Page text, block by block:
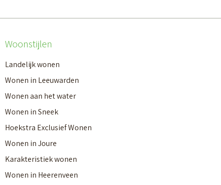
Woonstijlen
Landelijk wonen
Wonen in Leeuwarden
Wonen aan het water
Wonen in Sneek
Hoekstra Exclusief Wonen
Wonen in Joure
Karakteristiek wonen
Wonen in Heerenveen